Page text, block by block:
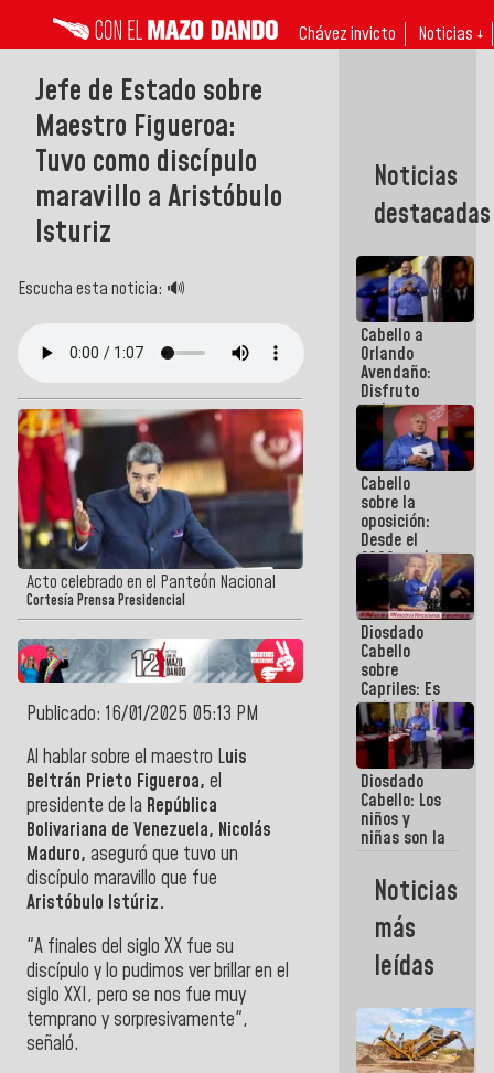
Chávez invicto Noticias ↓
Jefe de Estado sobre
Maestro Figueroa:
Tuvo como discípulo
maravillo a Aristóbulo
Isturiz
Escucha esta noticia: 🔊
Acto celebrado en el Panteón Nacional
Cortesía Prensa Presidencial
Publicado: 16/01/2025 05:13 PM
Al hablar sobre el maestro Luis
Beltrán Prieto Figueroa, el
presidente de la República
Bolivariana de Venezuela, Nicolás
Maduro, aseguró que tuvo un
discípulo maravillo que fue
Aristóbulo Istúriz.
"A finales del siglo XX fue su
discípulo y lo pudimos ver brillar en el
siglo XXI, pero se nos fue muy
temprano y sorpresivamente",
señaló.
Noticias
destacadas
Cabello a
Orlando
Avendaño:
Disfruto
cada vez
que escribes
porque lo
que haces
es
embarrarla
Cabello
sobre la
oposición:
Desde el
2002 están
intentando
quemar el
país ante la
ausencia de
políticos
verdaderos
Diosdado
Cabello
sobre
Capriles: Es
un inmoral
de la
política
Diosdado
Cabello: Los
niños y
niñas son la
fundamental
de lo que
estamos
haciendo
Noticias
más
leídas